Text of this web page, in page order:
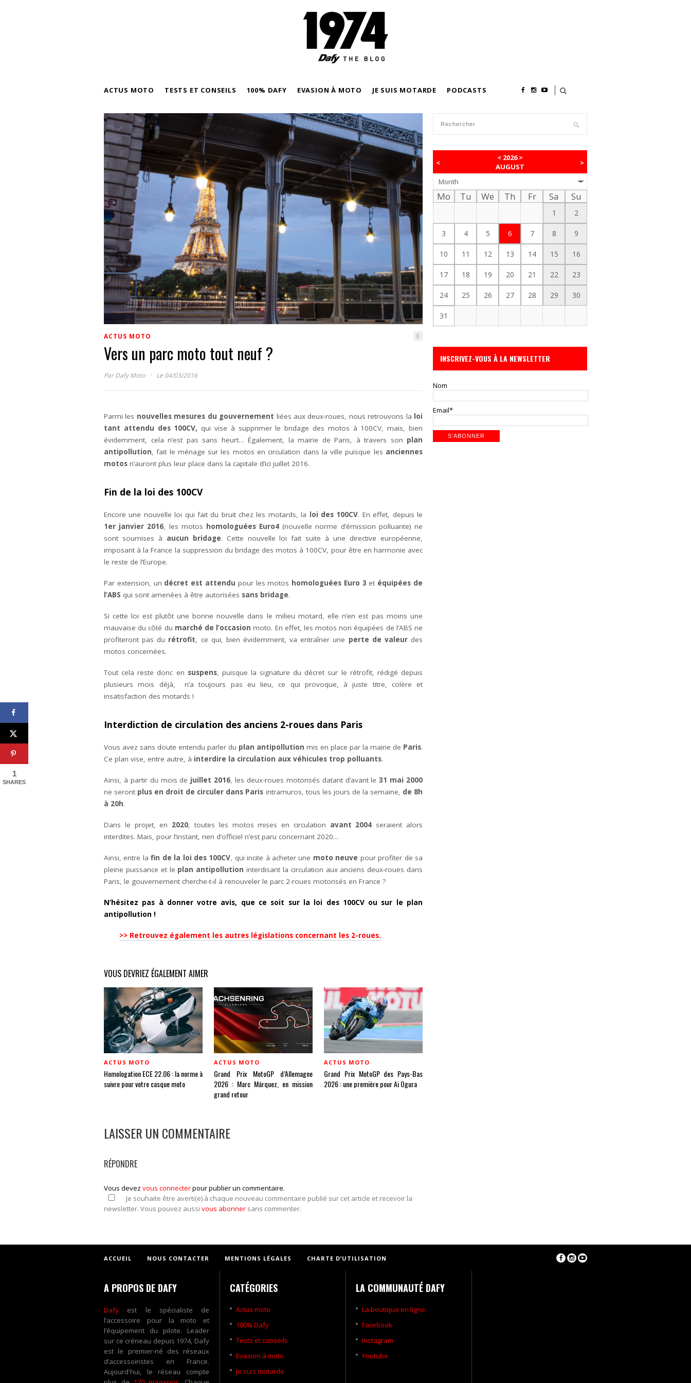
ACTUS MOTO TESTS ET CONSEILS 100% DAFY EVASION À MOTO JE SUIS MOTARDE PODCASTS
ACTUS MOTO 0
Vers un parc moto tout neuf ?
ParDafy Moto · Le 04/03/2016
Parmi les nouvelles mesures du gouvernement liées aux deux-roues, nous retrouvons la loi
tant attendu des 100CV, qui vise à supprimer le bridage des motos à 100CV, mais, bien
évidemment, cela n’est pas sans heurt… Également, la mairie de Paris, à travers son plan
antipollution, fait le ménage sur les motos en circulation dans la ville puisque les anciennes
motos n’auront plus leur place dans la capitale d’ici juillet 2016.
Fin de la loi des 100CV
Encore une nouvelle loi qui fait du bruit chez les motards, la loi des 100CV. En effet, depuis le
1er janvier 2016, les motos homologuées Euro4 (nouvelle norme d’émission polluante) ne
sont soumises à aucun bridage. Cette nouvelle loi fait suite à une directive européenne,
imposant à la France la suppression du bridage des motos à 100CV, pour être en harmonie avec
le reste de l’Europe.
Par extension, un décret est attendu pour les motos homologuées Euro 3 et équipées de
l’ABS qui sont amenées à être autorisées sans bridage.
Si cette loi est plutôt une bonne nouvelle dans le milieu motard, elle n’en est pas moins une
mauvaise du côté du marché de l’occasion moto. En effet, les motos non équipées de l’ABS ne
profiteront pas du rétrofit, ce qui, bien évidemment, va entraîner une perte de valeurdes
motos concernées.
Tout cela reste donc en suspens, puisque la signature du décret sur le rétrofit, rédigé depuis
plusieurs mois déjà, n’a toujours pas eu lieu, ce qui provoque, à juste titre, colère et
insatisfaction des motards !
Interdiction de circulation des anciens 2-roues dans Paris
Vous avez sans doute entendu parler du plan antipollution mis en place par la mairie de Paris.
Ce plan vise, entre autre, à interdire la circulation aux véhicules trop polluants.
Ainsi, à partir du mois de juillet 2016, les deux-roues motorisés datant d’avant le31 mai 2000
ne seront plus en droit de circuler dans Paris intramuros, tous les jours de la semaine, de 8h
à 20h.
Dans le projet, en 2020, toutes les motos mises en circulation avant 2004 seraient alors
interdites. Mais, pour l’instant, rien d’officiel n’est paru concernant 2020…
Ainsi, entre lafin de la loi des 100CV, qui incite à acheter une moto neuve pour profiter de sa
pleine puissance et le plan antipollution interdisant la circulation aux anciens deux-roues dans
Paris, le gouvernement cherche-t-il à renouveler le parc 2-roues motorisés en France ?
N’hésitez pas à donner votre avis, que ce soit sur la loi des 100CV ou sur le plan
antipollution !
>> Retrouvez également les autres législations concernant les 2-roues.
VOUS DEVRIEZ ÉGALEMENT AIMER
ACTUS MOTO
Homologation ECE 22.06 : la norme à
suivre pour votre casque moto
ACTUS MOTO
Grand Prix MotoGP d’Allemagne
2026 : Marc Márquez, en mission
grand retour
ACTUS MOTO
Grand Prix MotoGP des Pays-Bas
2026 : une première pour Ai Ogura
LAISSER UN COMMENTAIRE
RÉPONDRE
Vous devez vous connecterpour publier un commentaire.
Je souhaite être averti(e) à chaque nouveau commentaire publié sur cet article et recevoir la
newsletter. Vous pouvez aussi vous abonner sans commenter.
<
< 2026>
AUGUST
>
Month
Mo Tu We Th Fr Sa Su
1 2
3 4 5 6 7 8 9
10 11 12 13 14 15 16
17 18 19 20 21 22 23
24 25 26 27 28 29 30
31
INSCRIVEZ-VOUS À LA NEWSLETTER
Nom
Email*
ACCUEIL NOUS CONTACTER MENTIONS LÉGALES CHARTE D’UTILISATION
A PROPOS DE DAFY
Dafy est le spécialiste de
l’accessoire pour la moto et
l’équipement du pilote. Leader
sur ce créneau depuis 1974, Dafy
est le premier-né des réseaux
d’accessoiristes en France.
Aujourd'hui, le réseau compte
CATÉGORIES
Actus moto
100% Dafy
Tests et conseils
Evasion à moto
Je suis motarde
LA COMMUNAUTÉ DAFY
La boutique en ligne
Facebook
Instagram
Youtube
1
SHARES